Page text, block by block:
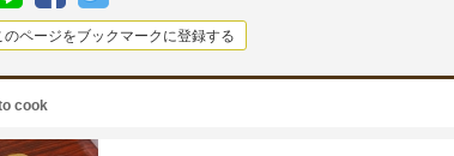
のページをブックマークに登録する
cook